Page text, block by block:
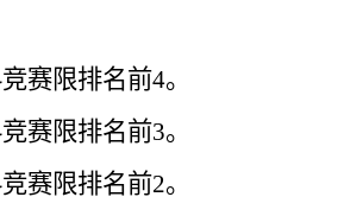
赛限排名前4。
赛限排名前3。
赛限排名前2。